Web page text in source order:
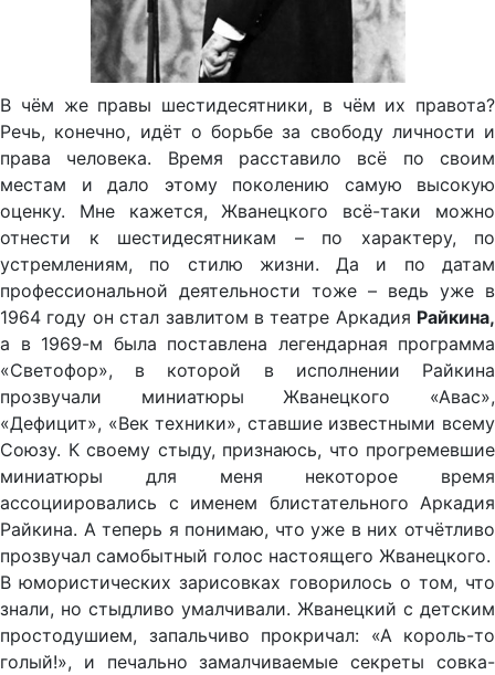
В чём же правы шестидесятники, в чём их правота?
Речь, конечно, идёт о борьбе за свободу личности и
права человека. Время расставило всё по своим
местам и дало этому поколению самую высокую
оценку. Мне кажется, Жванецкого всё-таки можно
отнести к шестидесятникам – по характеру, по
устремлениям, по стилю жизни. Да и по датам
профессиональной деятельности тоже – ведь уже в
1964 году он стал завлитом в театре Аркадия Райкина,
а в 1969-м была поставлена легендарная программа
«Светофор», в которой в исполнении Райкина
прозвучали миниатюры Жванецкого «Авас»,
«Дефицит», «Век техники», ставшие известными всему
Союзу. К своему стыду, признаюсь, что прогремевшие
миниатюры для меня некоторое время
ассоциировались с именем блистательного Аркадия
Райкина. А теперь я понимаю, что уже в них отчётливо
прозвучал самобытный голос настоящего Жванецкого.
В юмористических зарисовках говорилось о том, что
знали, но стыдливо умалчивали. Жванецкий с детским
простодушием, запальчиво прокричал: «А король-то
голый!», и печально замалчиваемые секреты совка-